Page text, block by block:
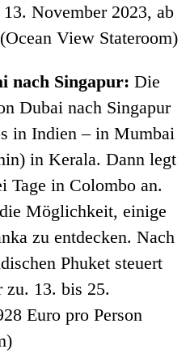
November 2023, ab
View Stateroom)
nach Singapur: Die
Dubai nach Singapur
in Indien – in Mumbai
in Kerala. Dann legt
Tage in Colombo an.
Möglichkeit, einige
zu entdecken. Nach
Phuket steuert
zu. 13. bis 25.
Euro pro Person